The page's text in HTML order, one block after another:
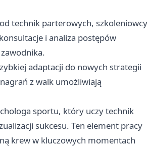
technik parterowych, szkoleniowcy
i analiza postępów
adaptacji do nowych strategii
z walk umożliwiają
sportu, który uczy technik
sukcesu. Ten element pracy
krew w kluczowych momentach